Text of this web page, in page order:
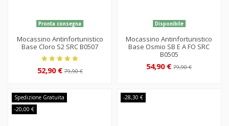
Pronta consegna
Mocassino Antinfortunistico
Base Cloro S2 SRC B0507
52,90 €79,90 €
Disponibile
Mocassino Antinfortunistico
Base Osmio SB E A FO SRC
B0505
54,90 €79,90 €
Spedizione Gratuita
-20,00 €
-28,30 €